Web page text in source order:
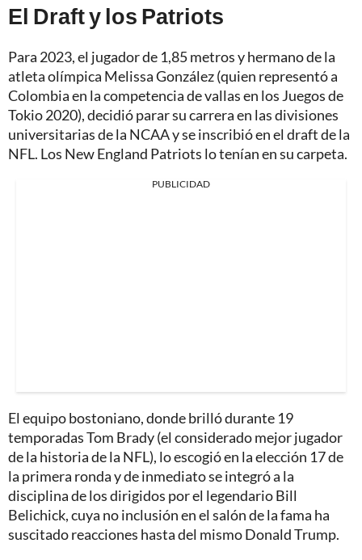
El Draft y los Patriots
Para 2023, el jugador de 1,85 metros y hermano de la
atleta olímpica Melissa González (quien representó a
Colombia en la competencia de vallas en los Juegos de
Tokio 2020), decidió parar su carrera en las divisiones
universitarias de la NCAA y se inscribió en el draft de la
NFL. Los New England Patriots lo tenían en su carpeta.
PUBLICIDAD
El equipo bostoniano, donde brilló durante 19
temporadas Tom Brady (el considerado mejor jugador
de la historia de la NFL), lo escogió en la elección 17 de
la primera ronda y de inmediato se integró a la
disciplina de los dirigidos por el legendario Bill
Belichick, cuya no inclusión en el salón de la fama ha
suscitado reacciones hasta del mismo Donald Trump.